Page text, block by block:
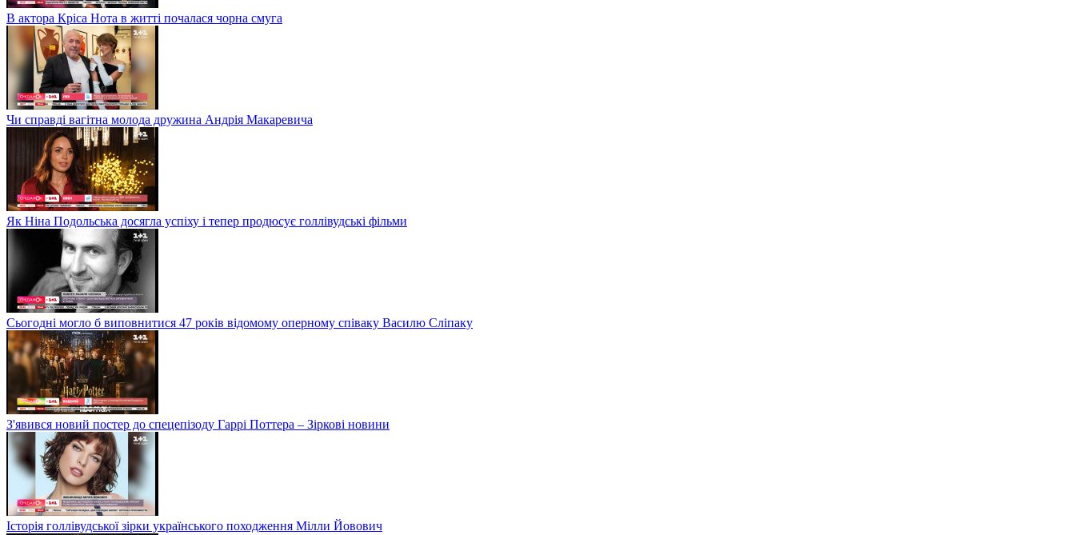
В актора Кріса Нота в житті почалася чорна смуга
Чи справді вагітна молода дружина Андрія Макаревича
Як Ніна Подольська досягла успіху і тепер продюсує голлівудські фільми
Сьогодні могло б виповнитися 47 років відомому оперному співаку Василю Сліпаку
З'явився новий постер до спецепізоду Гаррі Поттера – Зіркові новини
Історія голлівудської зірки українського походження Мілли Йовович